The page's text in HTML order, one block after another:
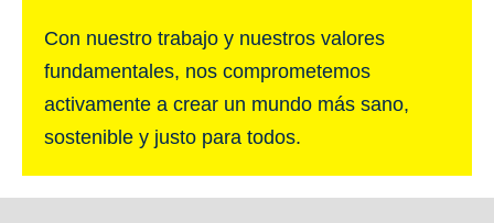
Con nuestro trabajo y nuestros valores
fundamentales, nos comprometemos
activamente a crear un mundo más sano,
sostenible y justo para todos.